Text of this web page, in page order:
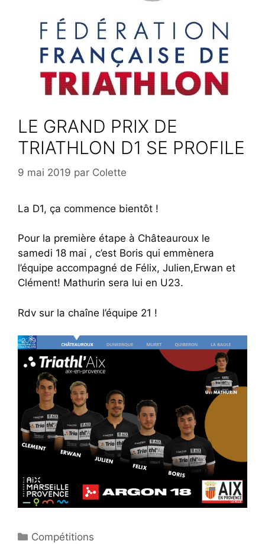
LE GRAND PRIX DE
TRIATHLON D1 SE PROFILE
9 mai 2019 par Colette
La D1, ça commence bientôt !
Pour la première étape à Châteauroux le
samedi 18 mai , c’est Boris qui emmènera
l’équipe accompagné de Félix, Julien,Erwan et
Clément! Mathurin sera lui en U23.
Rdv sur la chaîne l’équipe 21 !
Catégories
Compétitions